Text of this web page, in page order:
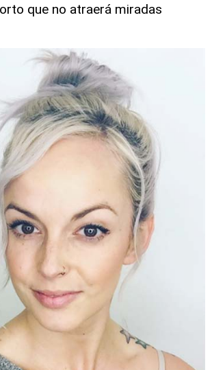
que no atraerá miradas